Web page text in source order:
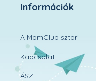
Információk
A MomClub sztori
Kapcsolat
ÁSZF